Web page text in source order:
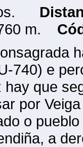
m.
740) e
que
por
o
a